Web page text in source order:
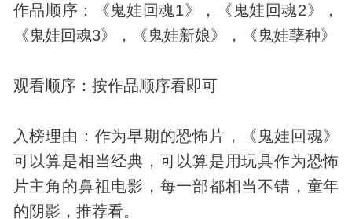
作品顺序：《鬼娃回魂1》，《鬼娃回魂2》，
《鬼娃回魂3》，《鬼娃新娘》，《鬼娃孽种》
观看顺序：按作品顺序看即可
入榜理由：作为早期的恐怖片，《鬼娃回魂》
可以算是相当经典，可以算是用玩具作为恐怖
片主角的鼻祖电影，每一部都相当不错，童年
的阴影，推荐看。